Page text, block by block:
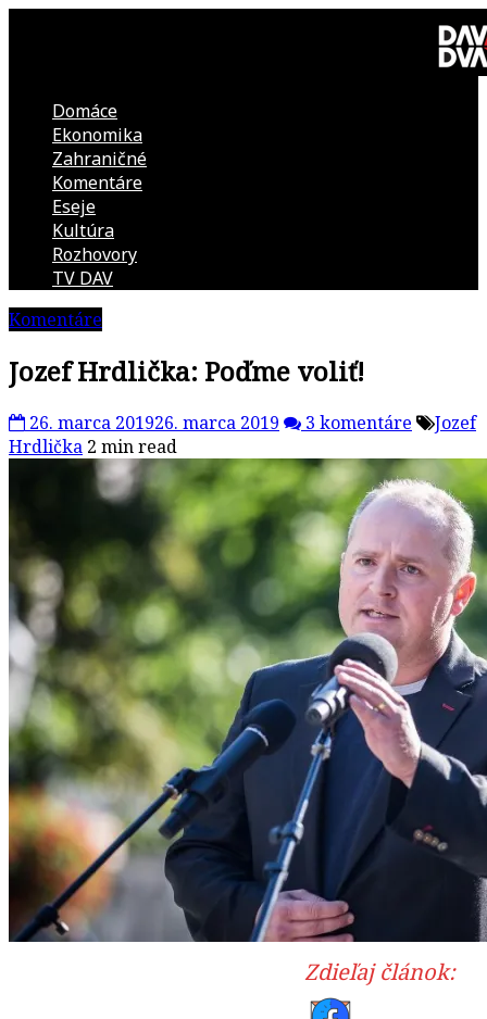
DAV
DVA
kultúrno-
politická
revue
Domáce
Ekonomika
Zahraničné
Komentáre
Eseje
Kultúra
Rozhovory
TV DAV
Komentáre
Jozef Hrdlička: Poďme voliť!
26. marca 201926. marca 2019 3 komentáre
Jozef
Hrdlička 2 min read
Zdieľaj článok: